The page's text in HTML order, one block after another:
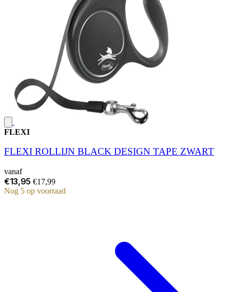
FLEXI
FLEXI ROLLIJN BLACK DESIGN TAPE ZWART
vanaf
€13,95 €17,99
Nog 5 op voorraad